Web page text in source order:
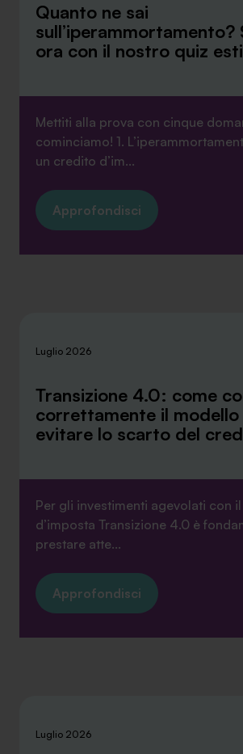
Quanto ne sai
sull’iperammortamento?
ora con il nostro quiz
Mettiti alla prova con cinque
cominciamo! 1.
un credito d’im...
Approfondisci
Luglio 2026
Transizione 4.0: come
correttamente il modello
evitare lo scarto del
Per gli investimenti agevolati con
d’imposta Transizione 4.0 è
prestare atte...
Approfondisci
Luglio 2026